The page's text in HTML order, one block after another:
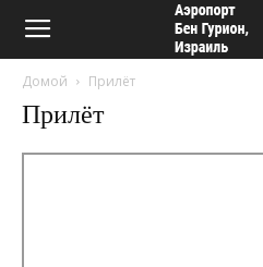
Домой Прилёт
Прилёт